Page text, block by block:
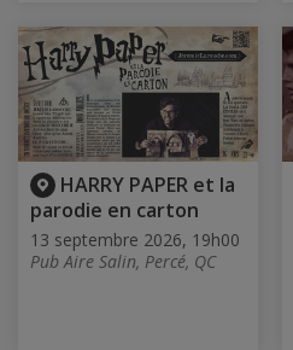
HARRY PAPER et la
parodie en carton
13 septembre 2026, 19h00
Pub Aire Salin, Percé, QC